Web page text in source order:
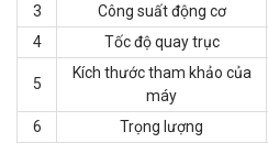
3
Công suất động cơ
4
Tốc độ quay trục
5
Kích thước tham khảo của
máy
6 Trọng lượng